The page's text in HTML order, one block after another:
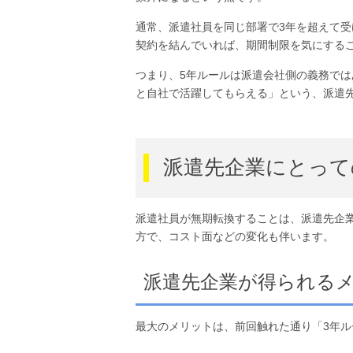
通常、派遣社員を同じ部署で3年を超えて
契約を結んでいれば、期間制限を気にする
つまり、5年ルールは派遣会社側の義務で
と自社で活躍してもらえる」という、派遣
派遣先企業にとっ
派遣社員が無期転換することは、派遣先企
方で、コスト面などの変化も伴います。
派遣先企業が得られる
最大のメリットは、前回触れた通り「3年